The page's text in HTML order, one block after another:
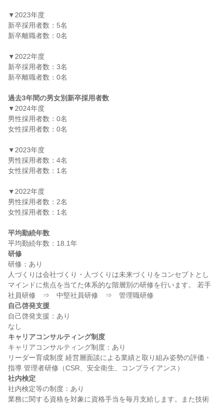
▼2023年度
新卒採用者数：5名
新卒離職者数：0名
▼2022年度
新卒採用者数：3名
新卒離職者数：0名
過去3年間の男女別新卒採用者数
▼2024年度
男性採用者数：0名
女性採用者数：0名
▼2023年度
男性採用者数：4名
女性採用者数：1名
▼2022年度
男性採用者数：2名
女性採用者数：1名
平均勤続年数
研修
研修：あり
人づくりは会社づくり・人づくりは未来づくりをコンセプトとし
マインドに焦点を当てた体系的な階層別の研修を行います。 若手
自己啓発支援
自己啓発支援：あり
キャリアコンサルティング制度
キャリアコンサルティング制度：あり
リーダー育成制度 経営層面談による業績と取り組み姿勢の評価・
社内検定
社内検定等の制度：あり
業務に関する資格を対象に資格手当を毎月支給します。また技術